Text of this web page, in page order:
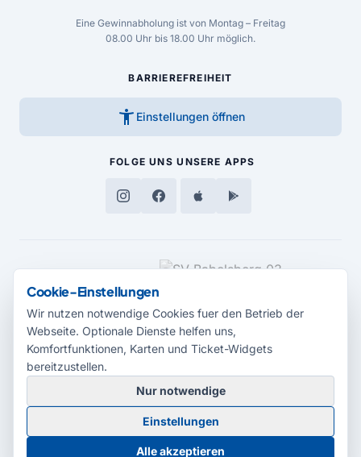
Eine Gewinnabholung ist von Montag – Freitag
08.00 Uhr bis 18.00 Uhr möglich.
BARRIEREFREIHEIT
accessibility_new Einstellungen öffnen
FOLGE UNS UNSERE APPS
MEDIENPARTNER
© 2026 Radio Potsdam. Webseite entwickelt durch dieMedienagentur
Babelsberg
BarrierefreiheitserklärungAGBDatenschutzImpressum
Cookie-Einstellungen
Wir nutzen notwendige Cookies fuer den Betrieb der
Webseite. Optionale Dienste helfen uns,
Komfortfunktionen, Karten und Ticket-Widgets
bereitzustellen.
Nur notwendige
Einstellungen
Alle akzeptieren